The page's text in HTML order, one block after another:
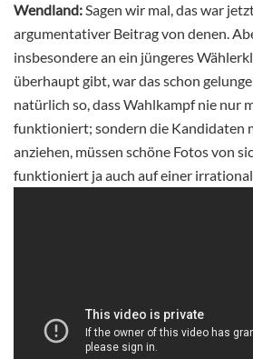
Wendland:Sagen wir mal, das war
argumentativer Beitrag von denen.
insbesondere an ein jüngeres
überhaupt gibt, war das schon
natürlich so, dass Wahlkampf nie nur
funktioniert; sondern die Kandidaten
anziehen, müssen schöne Fotos von
funktioniert ja auch auf einer